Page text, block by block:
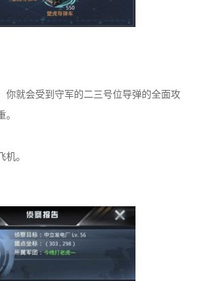
你就会受到守军的二三号位导弹的全面攻
。